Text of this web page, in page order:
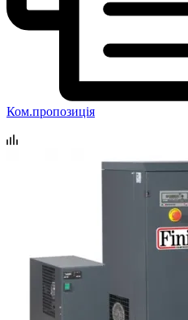
Ком.пропозиція